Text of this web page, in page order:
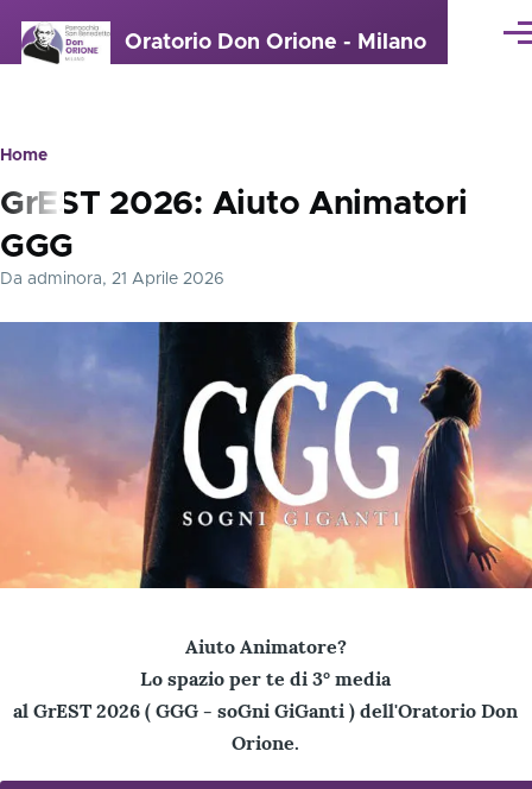
Oratorio Don Orione - Milano
Briciole
di
pane
Home
GrEST 2026: Aiuto Animatori
GGG
Da adminora, 21 Aprile 2026
Aiuto Animatore?
Lo spazio per te di 3° media
al GrEST 2026 ( GGG - soGni GiGanti ) dell'Oratorio Don
Orione.